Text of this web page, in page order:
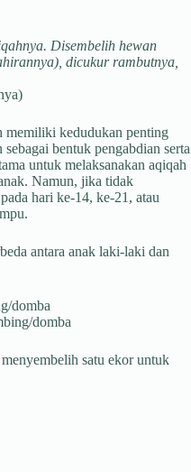
Disembelih hewan
dicukur rambutnya,
memiliki kedudukan penting
bentuk pengabdian serta
untuk melaksanakan aqiqah
Namun, jika tidak
hari ke-14, ke-21, atau
antara anak laki-laki dan
domba
domba
satu ekor untuk